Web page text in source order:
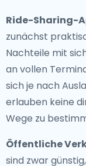
Ride-Sharing-
zunächst
Nachteile mit
an vollen
sich je nach
erlauben keine
Wege zu
Öffentliche
sind zwar